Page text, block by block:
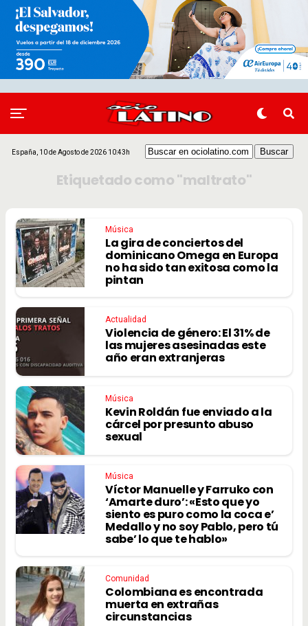
España, 10 de Agosto de 2026 10:43h
Etiquetado como "maltrato"
Música
La gira de conciertos del
dominicano Omega en Europa
no ha sido tan exitosa como la
pintan
Actualidad
Violencia de género: El 31% de
las mujeres asesinadas este
año eran extranjeras
Música
Kevin Roldán fue enviado a la
cárcel por presunto abuso
sexual
Música
Víctor Manuelle y Farruko con
‘Amarte duro’: «Esto que yo
siento es puro como la coca e’
Medallo y no soy Pablo, pero tú
sabe’ lo que te hablo»
Comunidad
Colombiana es encontrada
muerta en extrañas
circunstancias